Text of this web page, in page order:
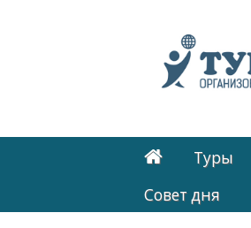
Туры
Cовет дня